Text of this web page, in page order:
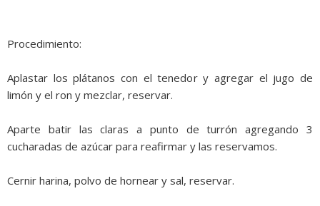
Procedimiento:
Aplastar los plátanos con el tenedor y agregar el jugo de
limón y el ron y mezclar, reservar.
Aparte batir las claras a punto de turrón agregando 3
cucharadas de azúcar para reafirmar y las reservamos.
Cernir harina, polvo de hornear y sal, reservar.